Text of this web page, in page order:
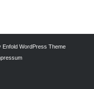
Enfold WordPress Theme